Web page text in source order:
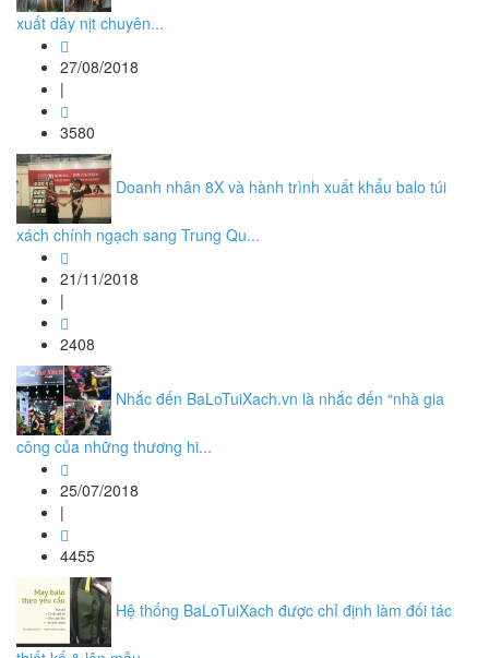
xuất dây nịt chuyên...
27/08/2018
|
3580
Doanh nhân 8X và hành trình xuất khẩu balo túi
xách chính ngạch sang Trung Qu...
21/11/2018
|
2408
Nhắc đến BaLoTuiXach.vn là nhắc đến “nhà gia
công của những thương hi...
25/07/2018
|
4455
Hệ thống BaLoTuiXach được chỉ định làm đối tác